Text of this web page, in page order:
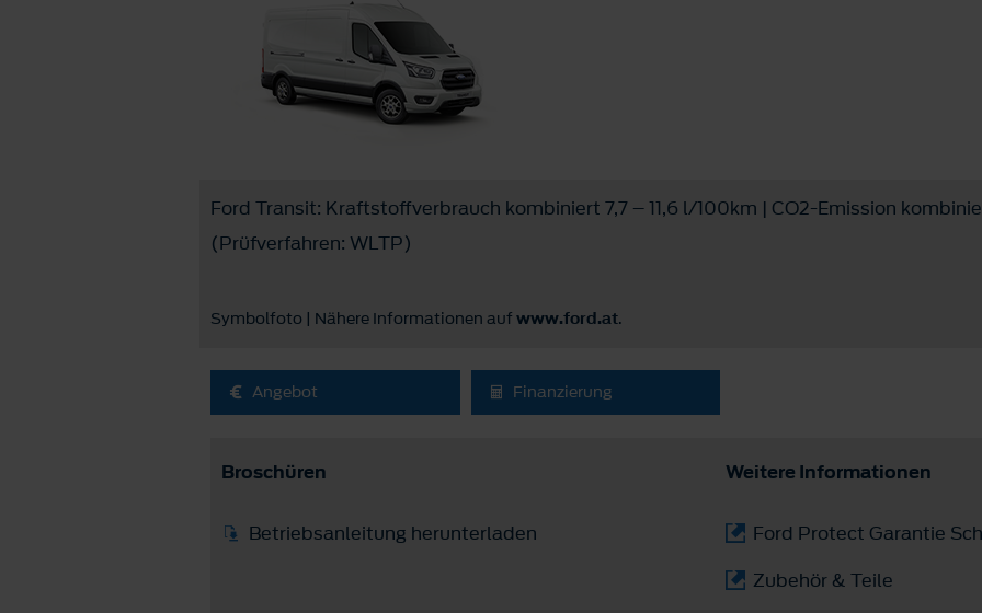
Ford Transit: Kraftstoffverbrauch kombiniert 7,7 – 11,6 l/100km | CO2-Emission
(Prüfverfahren: WLTP)
Symbolfoto | Nähere Informationen aufwww.ford.at.
Angebot Finanzierung
Broschüren
Betriebsanleitung herunterladen
Weitere Informationen
Ford Protect Garantie
Zubehör & Teile